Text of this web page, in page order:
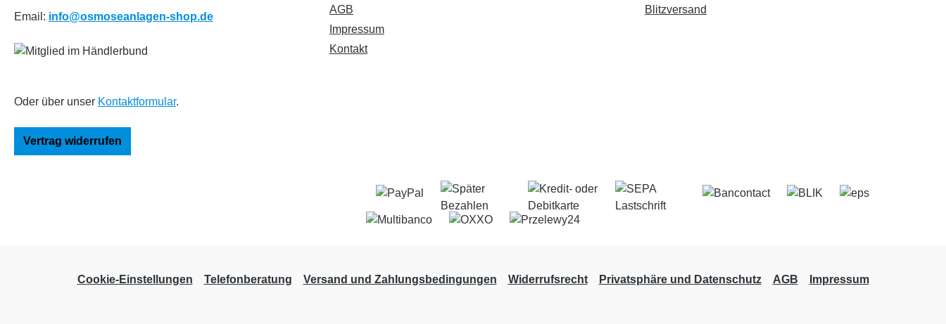
Email: info@osmoseanlagen-shop.de
Oder über unser Kontaktformular.
Vertrag widerrufen
AGB
Impressum
Kontakt
Blitzversand
Cookie-Einstellungen Telefonberatung Versand und Zahlungsbedingungen Widerrufsrecht Privatsphäre und Datenschutz AGB Impressum